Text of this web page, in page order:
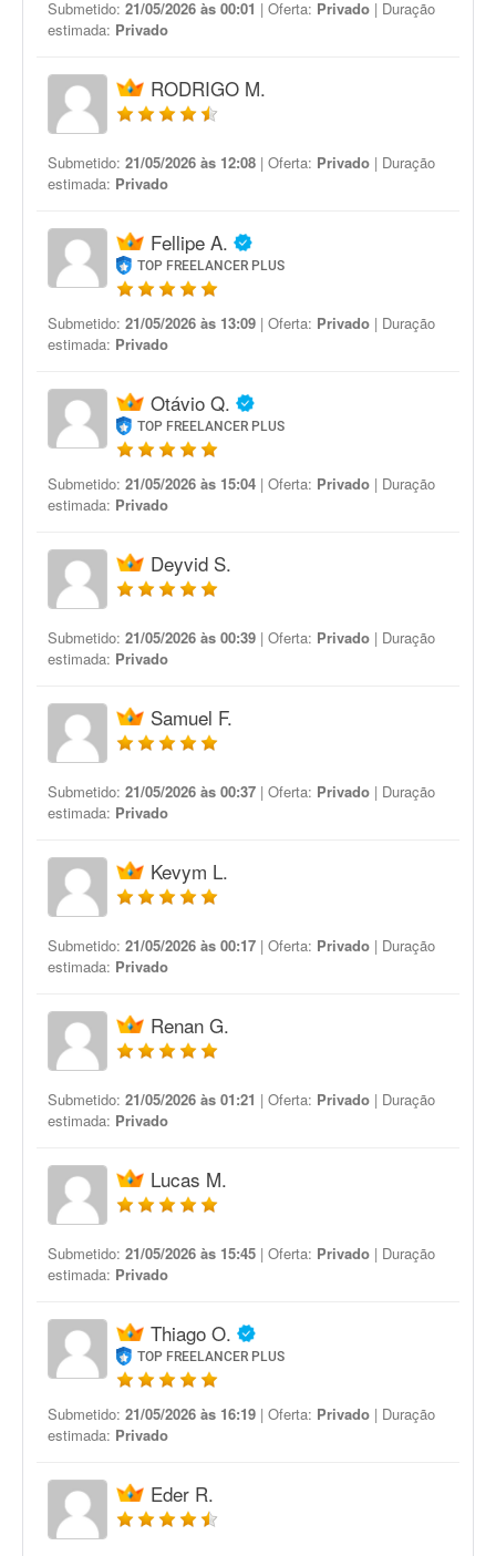
Submetido: 21/05/2026 às 00:01 | Oferta: Privado | Duração
estimada: Privado
RODRIGO M.
Submetido: 21/05/2026 às 12:08 | Oferta: Privado | Duração
estimada: Privado
Fellipe A.
TOP FREELANCER PLUS
Submetido: 21/05/2026 às 13:09 | Oferta: Privado | Duração
estimada: Privado
Otávio Q.
TOP FREELANCER PLUS
Submetido: 21/05/2026 às 15:04 | Oferta: Privado | Duração
estimada: Privado
Deyvid S.
Submetido: 21/05/2026 às 00:39 | Oferta: Privado | Duração
estimada: Privado
Samuel F.
Submetido: 21/05/2026 às 00:37 | Oferta: Privado | Duração
estimada: Privado
Kevym L.
Submetido: 21/05/2026 às 00:17 | Oferta: Privado | Duração
estimada: Privado
Renan G.
Submetido: 21/05/2026 às 01:21 | Oferta: Privado | Duração
estimada: Privado
Lucas M.
Submetido: 21/05/2026 às 15:45 | Oferta: Privado | Duração
estimada: Privado
Thiago O.
TOP FREELANCER PLUS
Submetido: 21/05/2026 às 16:19 | Oferta: Privado | Duração
estimada: Privado
Eder R.